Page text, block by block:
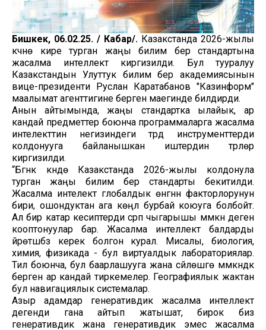
Бишкек, 06.02.25. / Кабар/. Казакстанда 2026-жылы
күчүнө кире турган жаңы билим берүү стандартына
жасалма интеллект киргизилди. Бул тууралуу
Казакстандын Улуттук билим берүү академиясынын
вице-президенти Руслан Каратабанов "Казинформ"
маалымат агенттигине берген маегинде билдирди.
Анын айтымында, жаңы стандартка ылайык, ар
кандай предметтер боюнча программаларга жасалма
интелекттин негизиндеги түрдүү инструменттерди
колдонууга байланышкан иштердин түрлөрү
киргизилди.
“Бүгүнкү күндө Казакстанда 2026-жылы колдонула
турган жаңы билим берүү стандарты бекитилди.
Жасалма интелект глобалдык өнүгүүнүн факторлорунун
бири, ошондуктан ага көңүл бурбай коюуга болбойт.
Ал бир катар кесиптерди сүрүп чыгарышы мүмкүн деген
кооптонуулар бар. Жасалма интеллект балдарды
үйрөтүшүбүз керек болгон курал. Мисалы, биология,
химия, физикада - бул виртуалдык лабораториялар.
Тил боюнча, бул баарлашууга жана сүйлөшүүгө мүмкүндүк
берген ар кандай тиркемелер. Географиялык жактан
бул навигациялык системалар.
Азыр адамдар генеративдик жасалма интеллект
дегенди гана айтып жатышат, бирок биз
генеративдик жана генеративдик эмес жасалма